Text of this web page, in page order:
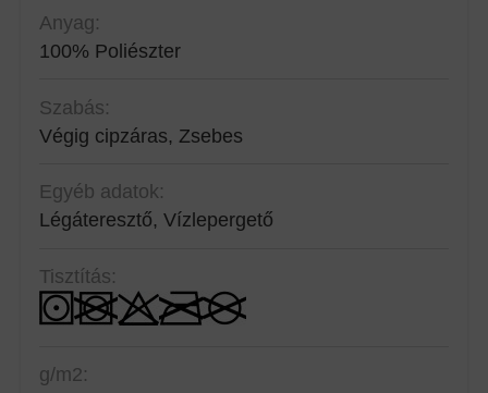
Anyag:
100% Poliészter
Szabás:
Végig cipzáras, Zsebes
Egyéb adatok:
Légáteresztő, Vízlepergető
Tisztítás:
g/m2: